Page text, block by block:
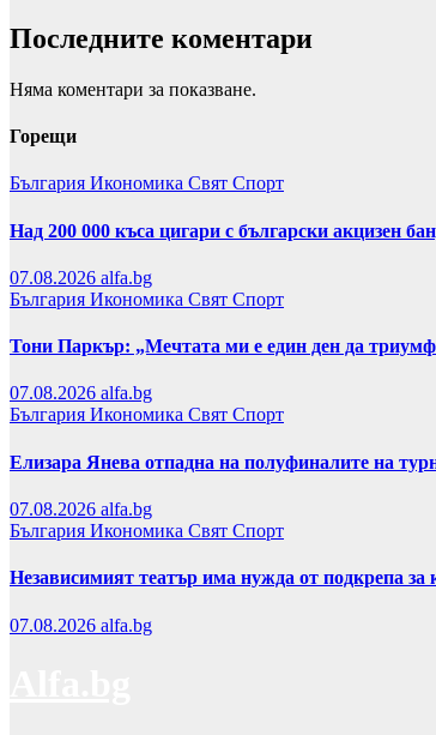
Последните коментари
Няма коментари за показване.
Горещи
България Икономика Свят Спорт
Над 200 000 къса цигари с български акцизен
07.08.2026 alfa.bg
България Икономика Свят Спорт
Тони Паркър: „Мечтата ми е един ден да
07.08.2026 alfa.bg
България Икономика Свят Спорт
Елизара Янева отпадна на полуфиналите на
07.08.2026 alfa.bg
България Икономика Свят Спорт
Независимият театър има нужда от подкрепа
07.08.2026 alfa.bg